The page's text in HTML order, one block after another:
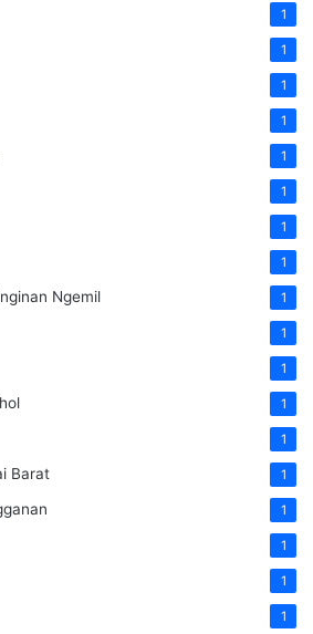
1
1
1
1
1
1
1
1
Ngemil 1
1
1
1
1
Barat 1
1
1
1
1